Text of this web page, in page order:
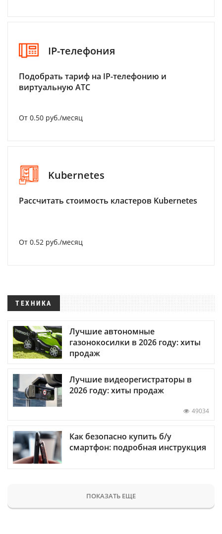
IP-телефония
Подобрать тариф на IP-телефонию и
виртуальную АТС
От 0.50 руб./месяц
Kubernetes
Рассчитать стоимость кластеров Kubernetes
От 0.52 руб./месяц
ТЕХНИКА
Лучшие автономные
газонокосилки в 2026 году: хиты
продаж
Лучшие видеорегистраторы в
2026 году: хиты продаж
49034
Как безопасно купить б/у
смартфон: подробная инструкция
ПОКАЗАТЬ ЕЩЕ